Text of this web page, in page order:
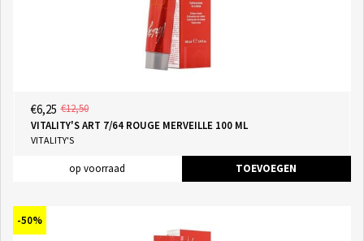
€6,25 €12,50
VITALITY'S ART 7/64 ROUGE MERVEILLE 100 ML
VITALITY'S
op voorraad TOEVOEGEN
-50%